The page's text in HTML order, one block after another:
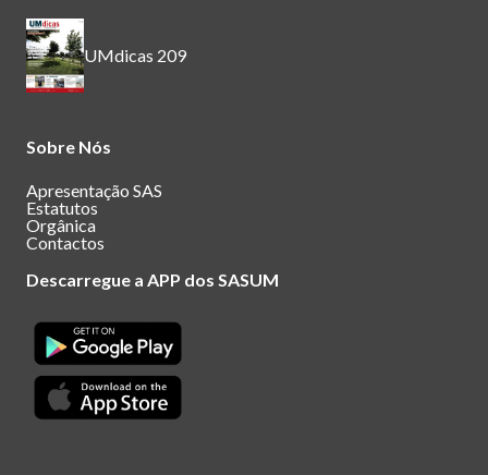
UMdicas 209
Sobre Nós
Apresentação SAS
Estatutos
Orgânica
Contactos
Descarregue a APP dos SASUM